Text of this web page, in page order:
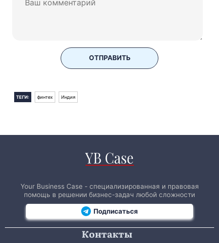
ОТПРАВИТЬ
ТЕГИ: финтех Индия
Your Business Case - специализированная и правовая
помощь в решении бизнес-задач любой сложности
Подписаться
Контакты